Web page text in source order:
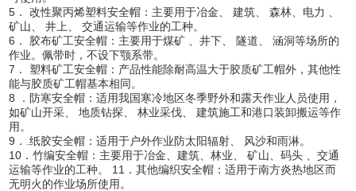
5． 改性聚丙烯塑料安全帽：主要用于冶金、 建筑、 森林、电力 、
矿山、 井上、 交通运输等作业的工种。
6． 胶布矿工安全帽：主要用于煤矿 、井下、 隧道、 涵洞等场所的
作业。佩带时，不设下颚系带。
7． 塑料矿工安全帽：产品性能除耐高温大于胶质矿工帽外，其他性
能与胶质矿工帽基本相同。
8 ．防寒安全帽：适用我国寒冷地区冬季野外和露天作业人员使用，
如矿山开采、 地质钻探、 林业采伐、 建筑施工和港口装卸搬运等作
用。
9．.纸胶安全帽：适用于户外作业防太阳辐射、 风沙和雨淋。
10．竹编安全帽：主要用于冶金、建筑、林业、 矿山、码头 、交通
运输等作业的工种。 11．其他编织安全帽：适用于南方炎热地区而
无明火的作业场所使用。